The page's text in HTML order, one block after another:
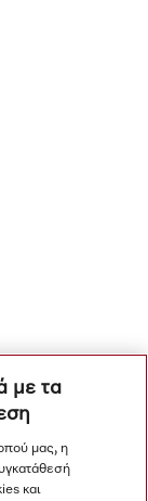
με τα
μας, η
και